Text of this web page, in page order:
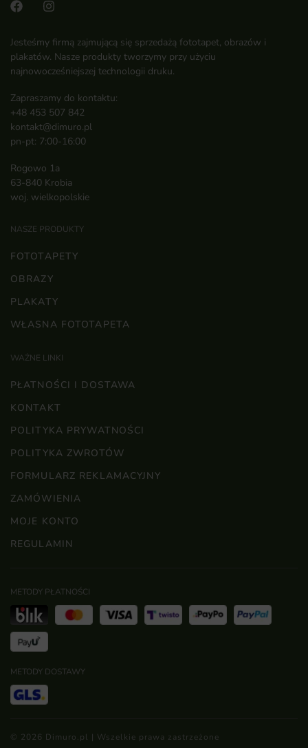
Jesteśmy firmą zajmującą się sprzedażą fototapet, obrazów i
plakatów. Nasze produkty tworzymy przy użyciu
najnowocześniejszej technologii druku.
Zapraszamy do kontaktu:
+48 453 507 842
kontakt@dimuro.pl
pn-pt: 7:00-16:00
Rogowo 1a
63-840 Krobia
woj. wielkopolskie
NASZE PRODUKTY
FOTOTAPETY
OBRAZY
PLAKATY
WŁASNA FOTOTAPETA
WAŻNE LINKI
PŁATNOŚCI I DOSTAWA
KONTAKT
POLITYKA PRYWATNOŚCI
POLITYKA ZWROTÓW
FORMULARZ REKLAMACYJNY
ZAMÓWIENIA
MOJE KONTO
REGULAMIN
METODY PŁATNOŚCI
METODY DOSTAWY
© 2026 Dimuro.pl | Wszelkie prawa zastrzeżone